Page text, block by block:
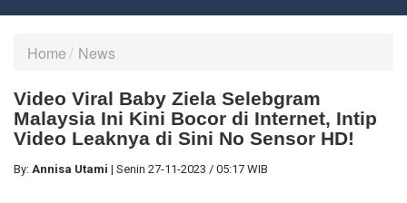
Home News
Video Viral Baby Ziela Selebgram
Malaysia Ini Kini Bocor di Internet, Intip
Video Leaknya di Sini No Sensor HD!
By: Annisa Utami | Senin 27-11-2023 / 05:17 WIB